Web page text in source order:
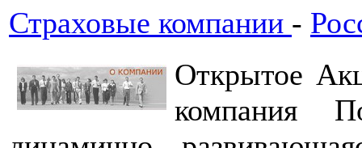
Страховые компании -
Открытое
компания